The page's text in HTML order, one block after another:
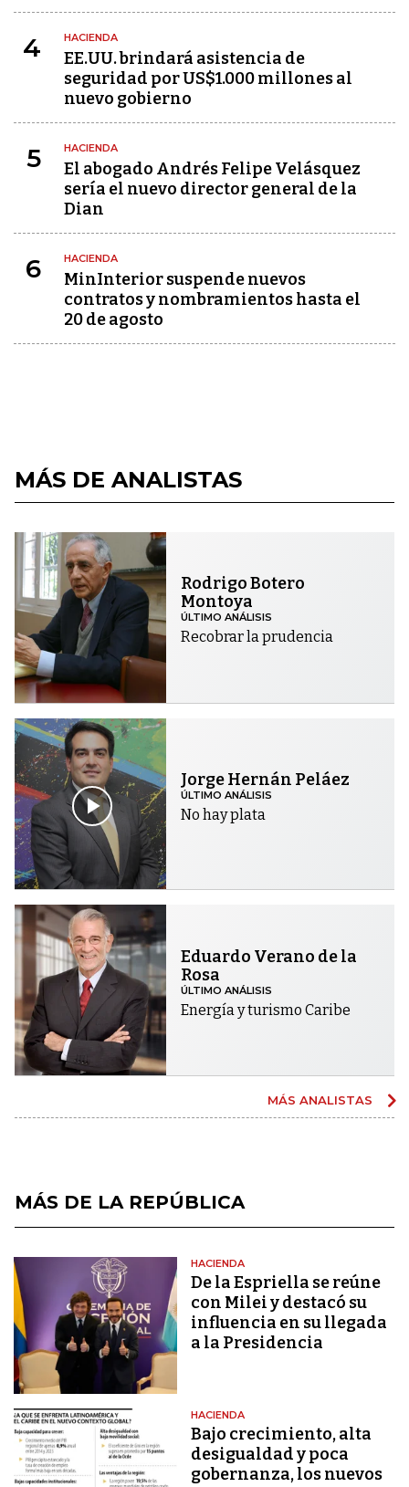
4 HACIENDA
EE.UU. brindará asistencia de
seguridad por US$1.000 millones al
nuevo gobierno
5 HACIENDA
El abogado Andrés Felipe Velásquez
sería el nuevo director general de la
Dian
6 HACIENDA
MinInterior suspende nuevos
contratos y nombramientos hasta el
20 de agosto
MÁS DE ANALISTAS
Rodrigo Botero
Montoya
ÚLTIMO ANÁLISIS
Recobrar la prudencia
Jorge Hernán Peláez
ÚLTIMO ANÁLISIS
No hay plata
Eduardo Verano de la
Rosa
ÚLTIMO ANÁLISIS
Energía y turismo Caribe
MÁS ANALISTAS
MÁS DE LA REPÚBLICA
HACIENDA
De la Espriella se reúne
con Milei y destacó su
influencia en su llegada
a la Presidencia
HACIENDA
Bajo crecimiento, alta
desigualdad y poca
gobernanza, los nuevos